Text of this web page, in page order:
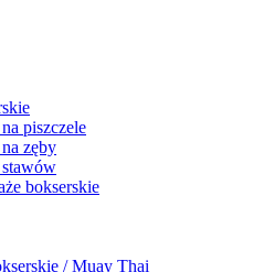
piszczele
zęby
bokserskie
/ Muay Thai